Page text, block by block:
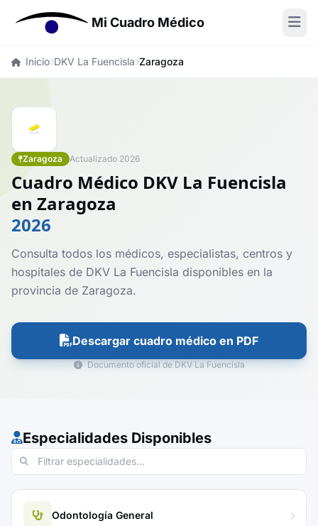
Mi Cuadro Médico
Inicio DKV La Fuencisla Zaragoza
Zaragoza Actualizado 2026
Cuadro Médico DKV La Fuencisla
en Zaragoza
2026
Consulta todos los médicos, especialistas, centros y
hospitales de DKV La Fuencisla disponibles en la
provincia de Zaragoza.
Descargar cuadro médico en PDF
Documento oficial de DKV La Fuencisla
Especialidades Disponibles
Odontología General